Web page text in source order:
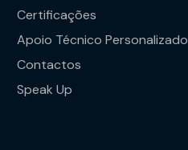
Certificações
Apoio Técnico Personalizado
Contactos
Speak Up